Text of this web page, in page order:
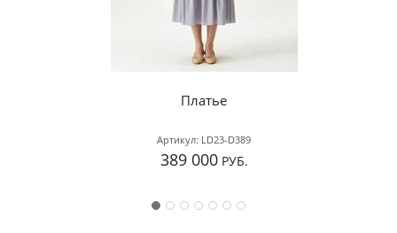
Платье
Артикул: LD23-D389
389 000РУБ.